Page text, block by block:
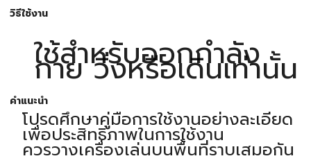
วิธีใช้งาน
ใช้สำหรับออกกำลัง
กาย วิ่งหรือเดินเท่านั้น
คำแนะนำ
โปรดศึกษาคู่มือการใช้งานอย่างละเอียด
เพื่อประสิทธิภาพในการใช้งาน
ควรวางเครื่องเล่นบนพื้นที่ราบเสมอกัน